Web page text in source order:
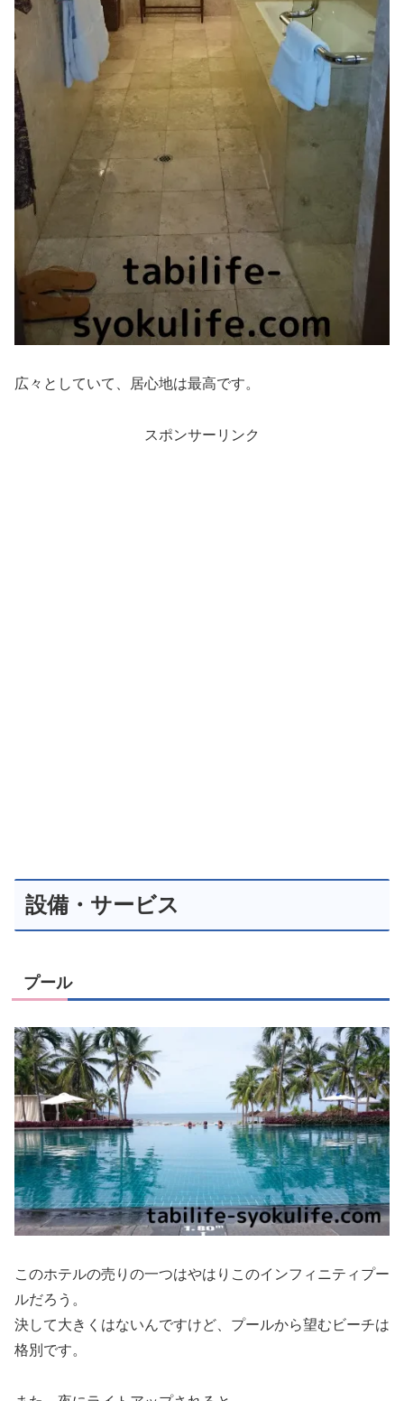
広々としていて、居心地は最高です。
スポンサーリンク
設備・サービス
プール
このホテルの売りの一つはやはりこのインフィニティプー
ルだろう。
決して大きくはないんですけど、プールから望むビーチは
格別です。